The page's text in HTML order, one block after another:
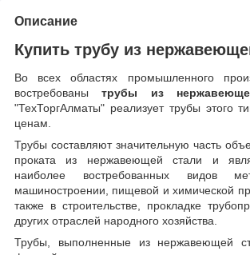
Описание
Купить трубу из
Во всех областях промышленного
востребованытрубы из
"ТехТоргАлматы" реализует трубы этого
ценам.
Трубы составляют значительную часть
проката из нержавеющей стали и
наиболее востребованных видов
машиностроении, пищевой и химической
также в строительстве, прокладке
других отраслей народного хозяйства.
Трубы, выполненные из нержавеющей